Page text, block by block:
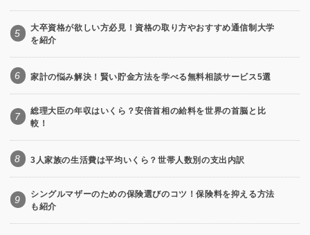
5
大卒資格が欲しい方必見！資格の取り方やおすすめ通信制大学
を紹介
6 家計の悩み解決！賢い貯金方法を学べる無料相談サービス5選
7
総理大臣の年収はいくら？安倍首相の給料を世界の首脳と比
較！
8 3人家族の生活費は平均いくら？世帯人数別の支出内訳
9
シングルマザーのための保険選びのコツ！保険料を抑える方法
も紹介